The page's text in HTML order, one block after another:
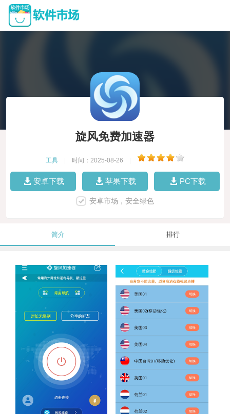
旋风免费加速器
工具 时间：2025-08-26
安卓下载 苹果下载 PC下载
安卓市场，安全绿色
简介 排行